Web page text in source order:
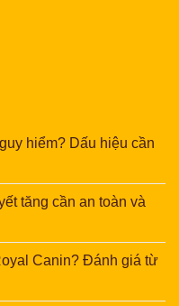
hiểm? Dấu hiệu cần
tăng cần an toàn và
Canin? Đánh giá từ